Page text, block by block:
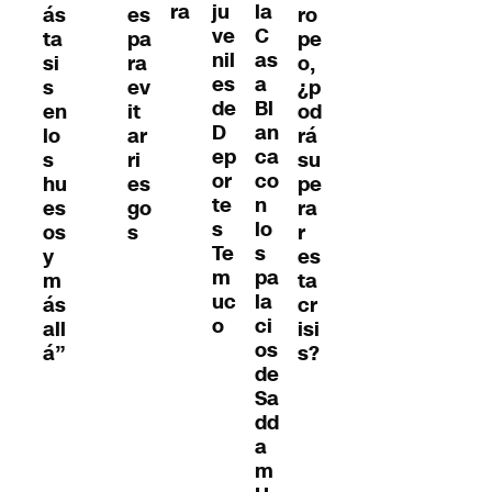
ás
ta
si
s
en
lo
s
hu
es
os
y
m
ás
all
á”
es
pa
ra
ev
it
ar
ri
es
go
s
ra
ju
ve
nil
es
de
D
ep
or
te
s
Te
m
uc
o
la
C
as
a
Bl
an
ca
co
n
lo
s
pa
la
ci
os
de
Sa
dd
a
m
ro
pe
o,
¿p
od
rá
su
pe
ra
r
es
ta
cr
isi
s?